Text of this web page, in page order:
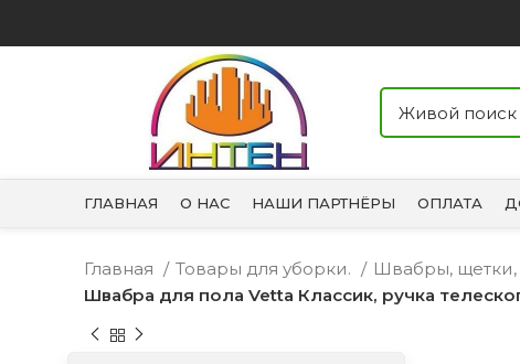
ГЛАВНАЯ О НАС НАШИ ПАРТНЁРЫ ОПЛАТА
Главная Товары для уборки.
Швабры, щетки,
Швабра для пола Vetta Классик, ручка